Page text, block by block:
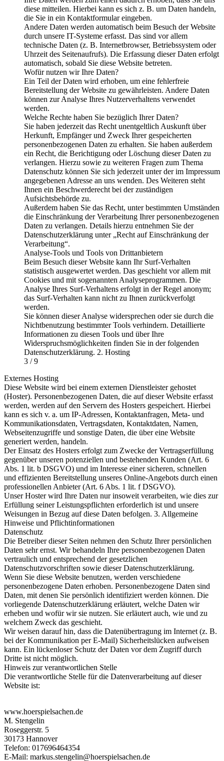
diese mitteilen. Hierbei kann es sich z. B. um Daten handeln,
die Sie in ein Kontaktformular eingeben.
Andere Daten werden automatisch beim Besuch der Website
durch unsere IT-Systeme erfasst. Das sind vor allem
technische Daten (z. B. Internetbrowser, Betriebssystem oder
Uhrzeit des Seitenaufrufs). Die Erfassung dieser Daten erfolgt
automatisch, sobald Sie diese Website betreten.
Wofür nutzen wir Ihre Daten?
Ein Teil der Daten wird erhoben, um eine fehlerfreie
Bereitstellung der Website zu gewährleisten. Andere Daten
können zur Analyse Ihres Nutzerverhaltens verwendet
werden.
Welche Rechte haben Sie bezüglich Ihrer Daten?
Sie haben jederzeit das Recht unentgeltlich Auskunft über
Herkunft, Empfänger und Zweck Ihrer gespeicherten
personenbezogenen Daten zu erhalten. Sie haben außerdem
ein Recht, die Berichtigung oder Löschung dieser Daten zu
verlangen. Hierzu sowie zu weiteren Fragen zum Thema
Datenschutz können Sie sich jederzeit unter der im Impressum
angegebenen Adresse an uns wenden. Des Weiteren steht
Ihnen ein Beschwerderecht bei der zuständigen
Aufsichtsbehörde zu.
Außerdem haben Sie das Recht, unter bestimmten Umständen
die Einschränkung der Verarbeitung Ihrer personenbezogenen
Daten zu verlangen. Details hierzu entnehmen Sie der
Datenschutzerklärung unter „Recht auf Einschränkung der
Verarbeitung“.
Analyse-Tools und Tools von Drittanbietern
Beim Besuch dieser Website kann Ihr Surf-Verhalten
statistisch ausgewertet werden. Das geschieht vor allem mit
Cookies und mit sogenannten Analyseprogrammen. Die
Analyse Ihres Surf-Verhaltens erfolgt in der Regel anonym;
das Surf-Verhalten kann nicht zu Ihnen zurückverfolgt
werden.
Sie können dieser Analyse widersprechen oder sie durch die
Nichtbenutzung bestimmter Tools verhindern. Detaillierte
Informationen zu diesen Tools und über Ihre
Widerspruchsmöglichkeiten finden Sie in der folgenden
Datenschutzerklärung. 2. Hosting
3 / 9
Externes Hosting
Diese Website wird bei einem externen Dienstleister gehostet
(Hoster). Personenbezogenen Daten, die auf dieser Website erfasst
werden, werden auf den Servern des Hosters gespeichert. Hierbei
kann es sich v. a. um IP-Adressen, Kontaktanfragen, Meta- und
Kommunikationsdaten, Vertragsdaten, Kontaktdaten, Namen,
Webseitenzugriffe und sonstige Daten, die über eine Website
generiert werden, handeln.
Der Einsatz des Hosters erfolgt zum Zwecke der Vertragserfüllung
gegenüber unseren potenziellen und bestehenden Kunden (Art. 6
Abs. 1 lit. b DSGVO) und im Interesse einer sicheren, schnellen
und effizienten Bereitstellung unseres Online-Angebots durch einen
professionellen Anbieter (Art. 6 Abs. 1 lit. f DSGVO).
Unser Hoster wird Ihre Daten nur insoweit verarbeiten, wie dies zur
Erfüllung seiner Leistungspflichten erforderlich ist und unsere
Weisungen in Bezug auf diese Daten befolgen. 3. Allgemeine
Hinweise und Pflichtinformationen
Datenschutz
Die Betreiber dieser Seiten nehmen den Schutz Ihrer persönlichen
Daten sehr ernst. Wir behandeln Ihre personenbezogenen Daten
vertraulich und entsprechend der gesetzlichen
Datenschutzvorschriften sowie dieser Datenschutzerklärung.
Wenn Sie diese Website benutzen, werden verschiedene
personenbezogene Daten erhoben. Personenbezogene Daten sind
Daten, mit denen Sie persönlich identifiziert werden können. Die
vorliegende Datenschutzerklärung erläutert, welche Daten wir
erheben und wofür wir sie nutzen. Sie erläutert auch, wie und zu
welchem Zweck das geschieht.
Wir weisen darauf hin, dass die Datenübertragung im Internet (z. B.
bei der Kommunikation per E-Mail) Sicherheitslücken aufweisen
kann. Ein lückenloser Schutz der Daten vor dem Zugriff durch
Dritte ist nicht möglich.
Hinweis zur verantwortlichen Stelle
Die verantwortliche Stelle für die Datenverarbeitung auf dieser
Website ist:
www.hoerspielsachen.de
M. Stengelin
Roseggerstr. 5
30173 Hannover
Telefon: 017696464354
E-Mail: markus.stengelin@hoerspielsachen.de